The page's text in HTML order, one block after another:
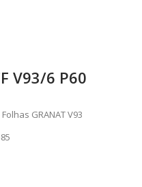
V93/6 P60
GRANAT V93